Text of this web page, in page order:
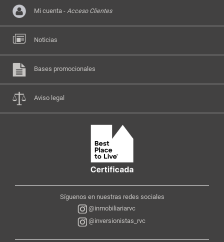
Mi cuenta - Acceso Clientes
Noticias
Bases promocionales
Aviso legal
Síguenos en nuestras redes sociales
@inmobiliariarvc
@inversionistas_rvc